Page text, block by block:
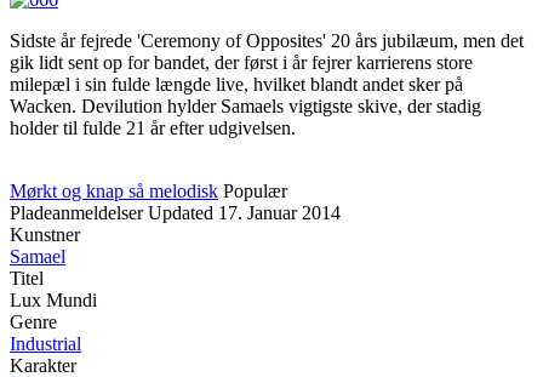
Sidste år fejrede 'Ceremony of Opposites' 20 års jubilæum, men det
gik lidt sent op for bandet, der først i år fejrer karrierens store
milepæl i sin fulde længde live, hvilket blandt andet sker på
Wacken. Devilution hylder Samaels vigtigste skive, der stadig
holder til fulde 21 år efter udgivelsen.
Mørkt og knap så melodisk Populær
Pladeanmeldelser Updated 17. Januar 2014
Kunstner
Samael
Titel
Lux Mundi
Genre
Industrial
Karakter